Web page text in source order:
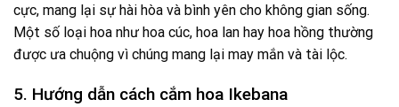
cực, mang lại sự hài hòa và bình yên cho không gian sống.
Một số loại hoa như hoa cúc, hoa lan hay hoa hồng thường
được ưa chuộng vì chúng mang lại may mắn và tài lộc.
5. Hướng dẫn cách cắm hoa Ikebana